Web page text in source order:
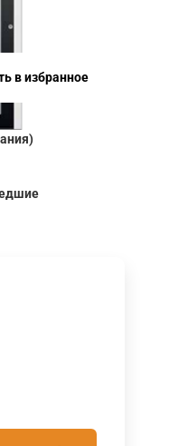
в избранное